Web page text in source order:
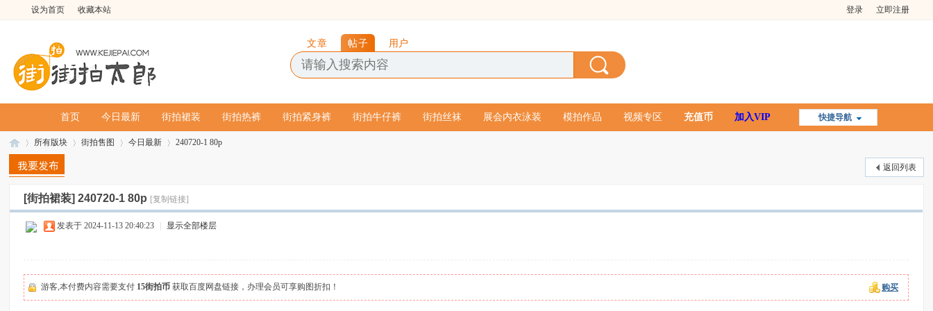
设为首页 收藏本站 登录 立即注册
文章 帖子 用户
快捷导航
首页 今日最新 街拍裙装 街拍热裤 街拍紧身裤 街拍牛仔裤 街拍丝袜 展会内衣泳装 模拍作品 视频专区 充值币 加入VIP
»
所有版块
›
街拍售图
›
今日最新
›
240720-1 80p
返回列表
[街拍裙装]240720-1 80p [复制链接]
发表于 2024-11-13 20:40:23 显示全部楼层
游客,本付费内容需要支付 15街拍币 获取百度网盘链接，办理会员可享购图折扣！ 购买